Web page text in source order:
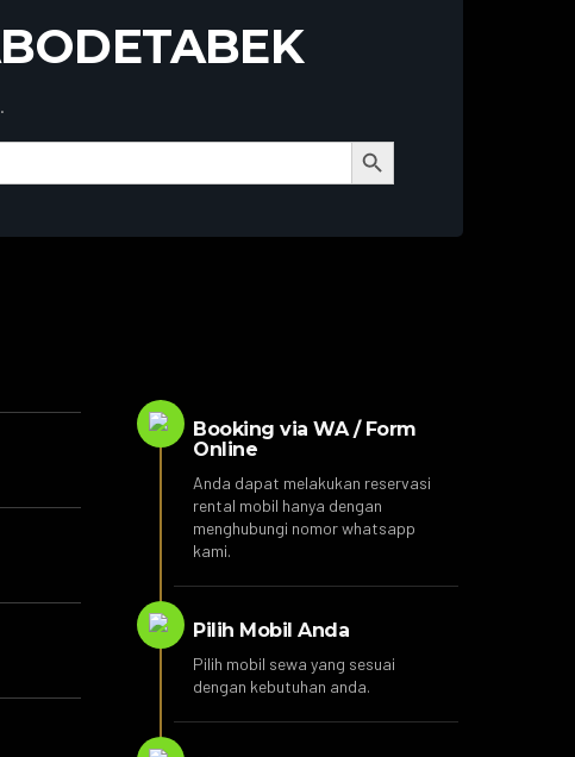
Search Button
Booking via WA / Form
Online
Anda dapat melakukan reservasi
rental mobil hanya dengan
menghubungi nomor whatsapp
kami.
Pilih Mobil Anda
Pilih mobil sewa yang sesuai
dengan kebutuhan anda.